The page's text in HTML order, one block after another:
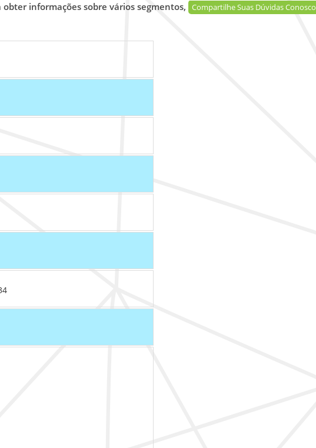
obter informações sobre vários segmentos, Compartilhe Suas Dúvidas Conosco